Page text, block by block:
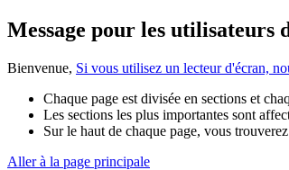
Message pour les utilisateurs
Bienvenue, Si vous utilisez un lecteur d'écran,
Chaque page est divisée en sections et
Les sections les plus importantes sont
Sur le haut de chaque page, vous
Aller à la page principale